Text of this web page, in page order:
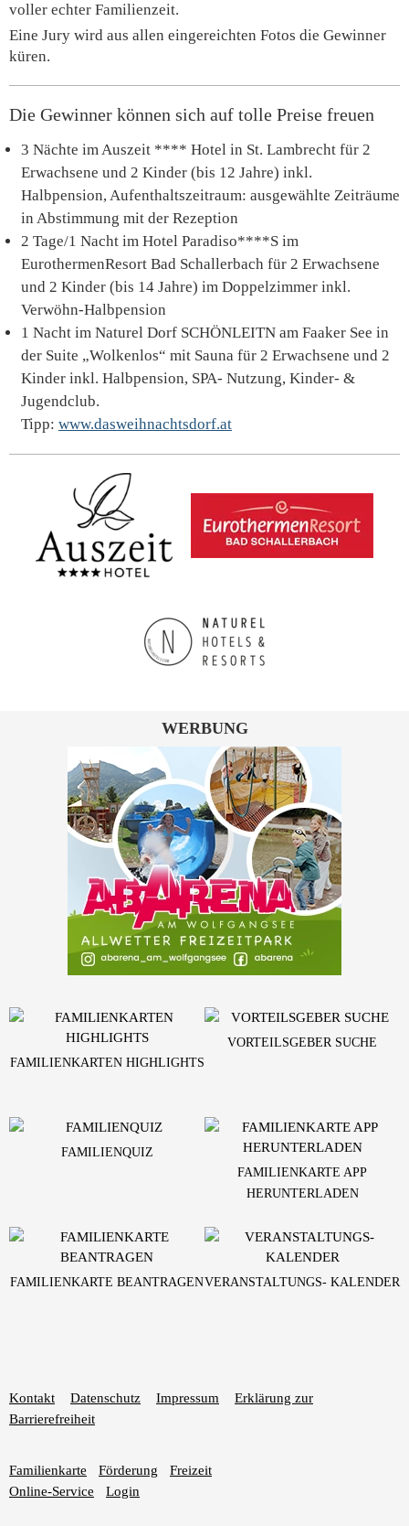
voller echter Familienzeit.
Eine Jury wird aus allen eingereichten Fotos die Gewinner
küren.
Die Gewinner können sich auf tolle Preise freuen
3 Nächte im Auszeit **** Hotel in St. Lambrecht für 2
Erwachsene und 2 Kinder (bis 12 Jahre) inkl.
Halbpension, Aufenthaltszeitraum: ausgewählte Zeiträume
in Abstimmung mit der Rezeption
2 Tage/1 Nacht im Hotel Paradiso****S im
EurothermenResort Bad Schallerbach für 2 Erwachsene
und 2 Kinder (bis 14 Jahre) im Doppelzimmer inkl.
Verwöhn-Halbpension
1 Nacht im Naturel Dorf SCHÖNLEITN am Faaker See in
der Suite „Wolkenlos“ mit Sauna für 2 Erwachsene und 2
Kinder inkl. Halbpension, SPA- Nutzung, Kinder- &
Jugendclub.
Tipp: www.dasweihnachtsdorf.at
WERBUNG
Kontakt Datenschutz Impressum
Erklärung zur
Barrierefreiheit
Familienkarte Förderung
Freizeit
Online-Service
Login
FAMILIENKARTEN HIGHLIGHTS
VORTEILSGEBER SUCHE
FAMILIENQUIZ
FAMILIENKARTE APP
HERUNTERLADEN
FAMILIENKARTE BEANTRAGENVERANSTALTUNGS- KALENDER